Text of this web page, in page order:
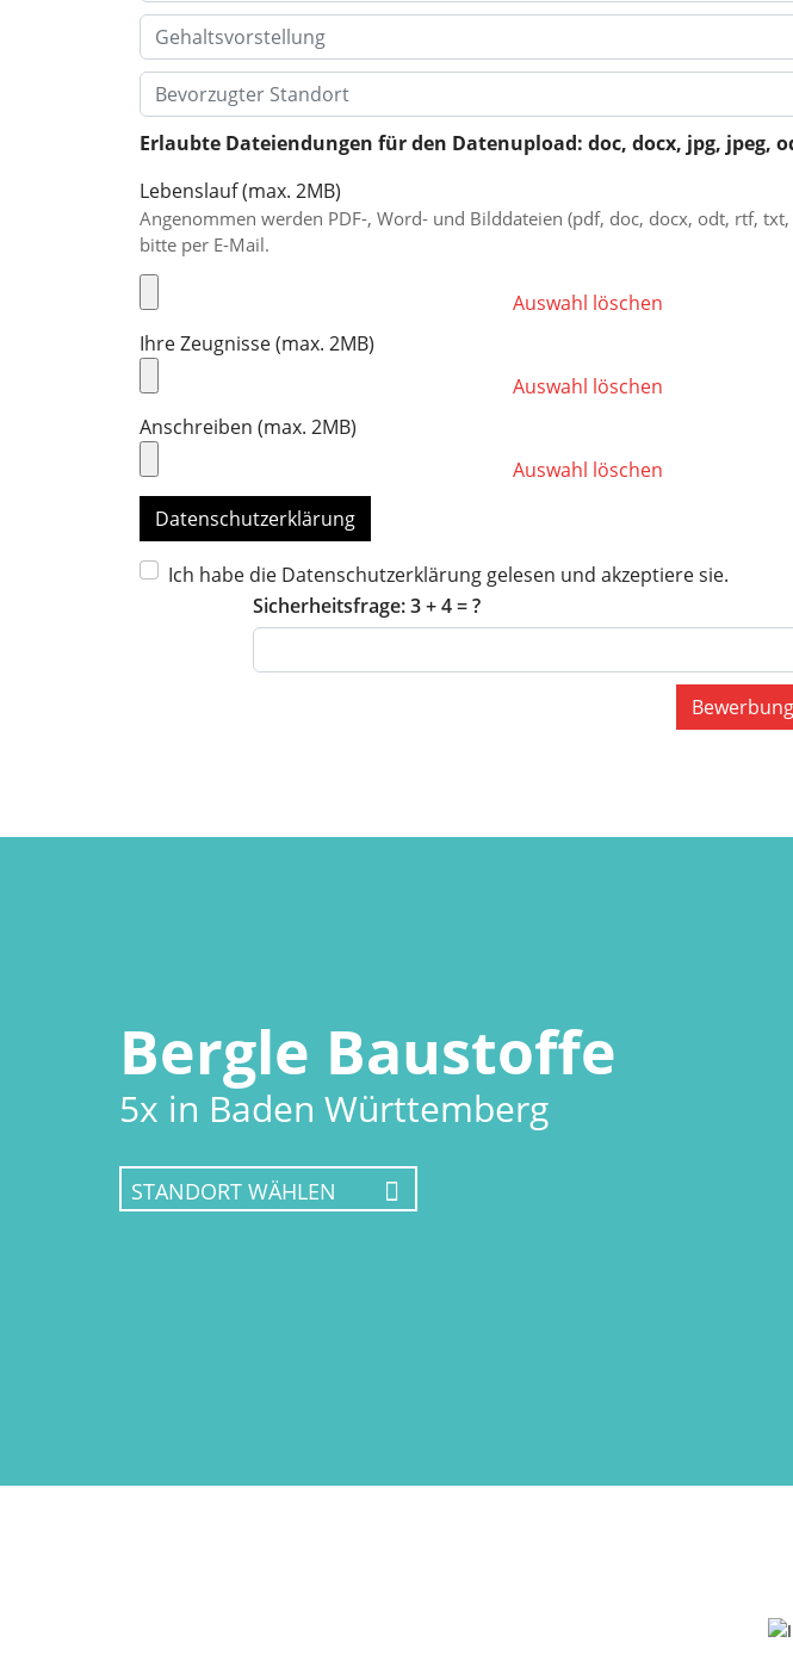
Gehaltsvorstellung
bevorzugter Standort
Erlaubte Dateiendungen für den Datenupload: doc, docx, jpg, jpeg,
Lebenslauf (max. 2MB)
Angenommen werden PDF-, Word- und Bilddateien (pdf, doc, docx, odt, rtf,
bitte per E-Mail.
Auswahl löschen
Ihre Zeugnisse (max. 2MB)
Auswahl löschen
Anschreiben (max. 2MB)
Auswahl löschen
Datenschutzerklärung
Ich habe die Datenschutzerklärung gelesen und akzeptiere sie.
Sicherheitsfrage:3 + 4 = ?
Bergle Baustoffe
5x in Baden Württemberg